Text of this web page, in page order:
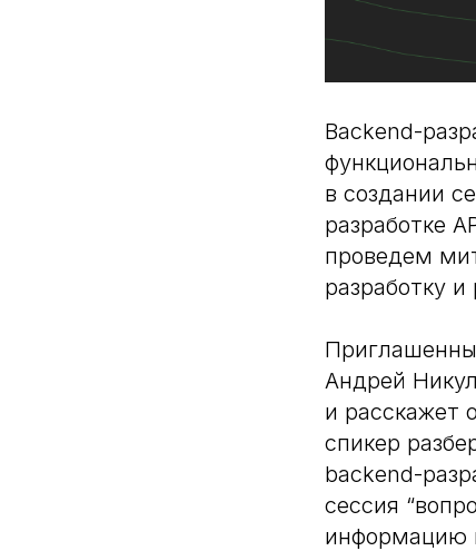
Backend-
в создании
разработке
проведем
разработку и
Андрей
и расскажет
спикер
backend-
сессия
информацию